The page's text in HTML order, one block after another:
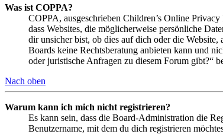
Was ist COPPA?
COPPA, ausgeschrieben Children’s Online
dass Websites, die möglicherweise persönliche
dir unsicher bist, ob dies auf dich oder die
Boards keine Rechtsberatung anbieten kann und
oder juristische Anfragen zu diesem Forum gibt?“
Nach oben
Warum kann ich mich nicht registrieren?
Es kann sein, dass die Board-Administration die
Benutzername, mit dem du dich registrieren